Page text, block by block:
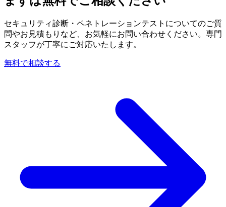
セキュリティ診断・ペネトレーションテストについてのご質
問やお見積もりなど、お気軽にお問い合わせください。専門
スタッフが丁寧にご対応いたします。
無料で相談する